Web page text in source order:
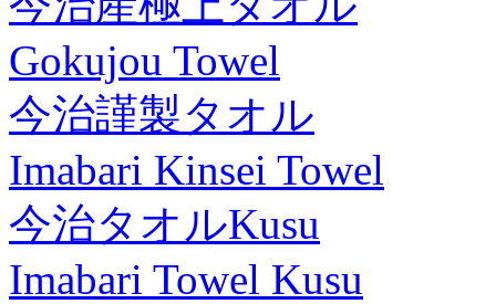
Gokujou Towel
今治謹製タオル
Imabari Kinsei Towel
今治タオルKusu
Imabari Towel Kusu